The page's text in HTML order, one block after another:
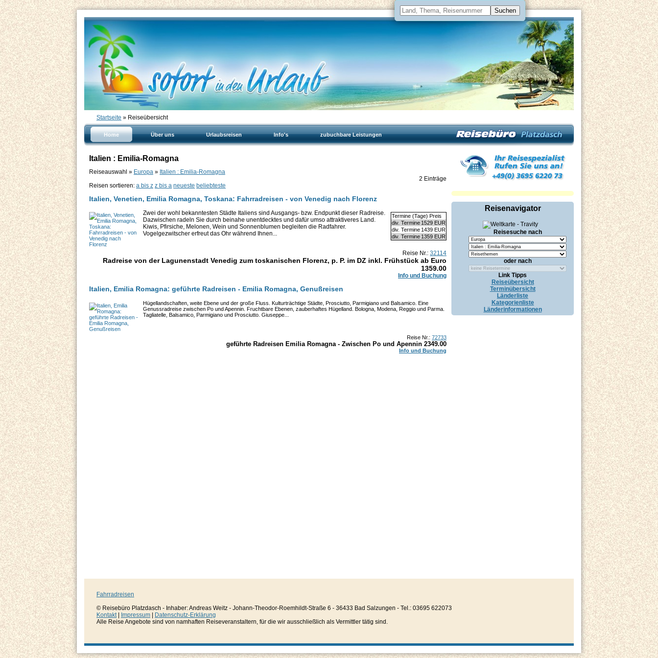
Startseite » Reiseübersicht
Home Über uns Urlaubsreisen Info's zubuchbare Leistungen
Italien : Emilia-Romagna
Reiseauswahl » Europa » Italien : Emilia-Romagna
2 Einträge
Reisen sortieren: a bis z z bis a neueste beliebteste
Italien, Venetien, Emilia Romagna, Toskana: Fahrradreisen - von Venedig nach Florenz
Termine (Tage) Preis
div. Termine 1529 EUR
div. Termine 1439 EUR
div. Termine 1359 EUR
Zwei der wohl bekanntesten Städte Italiens sind Ausgangs- bzw. Endpunkt dieser Radreise.
Dazwischen radeln Sie durch beinahe unentdecktes und dafür umso attraktiveres Land.
Kiwis, Pfirsiche, Melonen, Wein und Sonnenblumen begleiten die Radfahrer.
Vogelgezwitscher erfreut das Ohr während Ihnen...
Reise Nr.: 32114
Radreise von der Lagunenstadt Venedig zum toskanischen Florenz, p. P. im DZ inkl. Frühstück ab Euro
1359.00
Info und Buchung
Italien, Emilia Romagna: geführte Radreisen - Emilia Romagna, Genußreisen
Hügellandschaften, weite Ebene und der große Fluss. Kulturträchtige Städte, Prosciutto, Parmigiano und Balsamico. Eine
Genussradreise zwischen Po und Apennin. Fruchtbare Ebenen, zauberhaftes Hügelland. Bologna, Modena, Reggio und Parma.
Tagliatelle, Balsamico, Parmigiano und Prosciutto. Giuseppe...
Reise Nr.: 72733
geführte Radreisen Emilia Romagna - Zwischen Po und Apennin 2349.00
Info und Buchung
Reisenavigator
Reisesuche nach
oder nach
Link Tipps
Reiseübersicht
Terminübersicht
Länderliste
Kategorienliste
Länderinformationen
Fahrradreisen
© Reisebüro Platzdasch - Inhaber: Andreas Weitz - Johann-Theodor-Roemhildt-Straße 6 - 36433 Bad Salzungen - Tel.: 03695 622073
Kontakt| Impressum
Datenschutz-Erklärung
Alle Reise Angebote sind von namhaften Reiseveranstaltern, für die wir ausschließlich als Vermittler tätig sind.